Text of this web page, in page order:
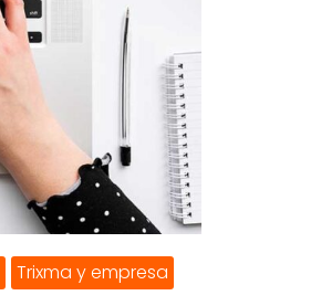
Trixma y empresa